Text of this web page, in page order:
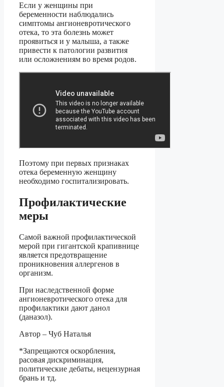
Если у женщины при
беременности наблюдались
симптомы ангионевротического
отека, то эта болезнь может
проявиться и у малыша, а также
привести к патологии развития
или осложнениям во время родов.
Поэтому при первых признаках
отека беременную женщину
необходимо госпитализировать.
Профилактические
меры
Самой важной профилактической
мерой при гигантской крапивнице
является предотвращение
проникновения аллергенов в
организм.
При наследственной форме
ангионевротического отека для
профилактики дают данол
(даназол).
Автор – Чуб Наталья
*Запрещаются оскорбления,
расовая дискриминация,
политические дебаты, нецензурная
брань и тд.